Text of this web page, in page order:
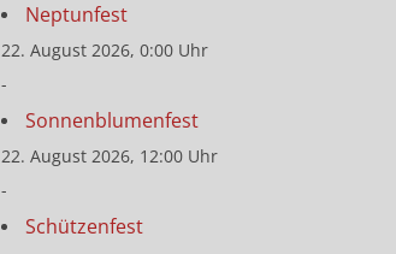
Neptunfest
22. August 2026, 0:00 Uhr
-
Sonnenblumenfest
22. August 2026, 12:00 Uhr
-
Schützenfest